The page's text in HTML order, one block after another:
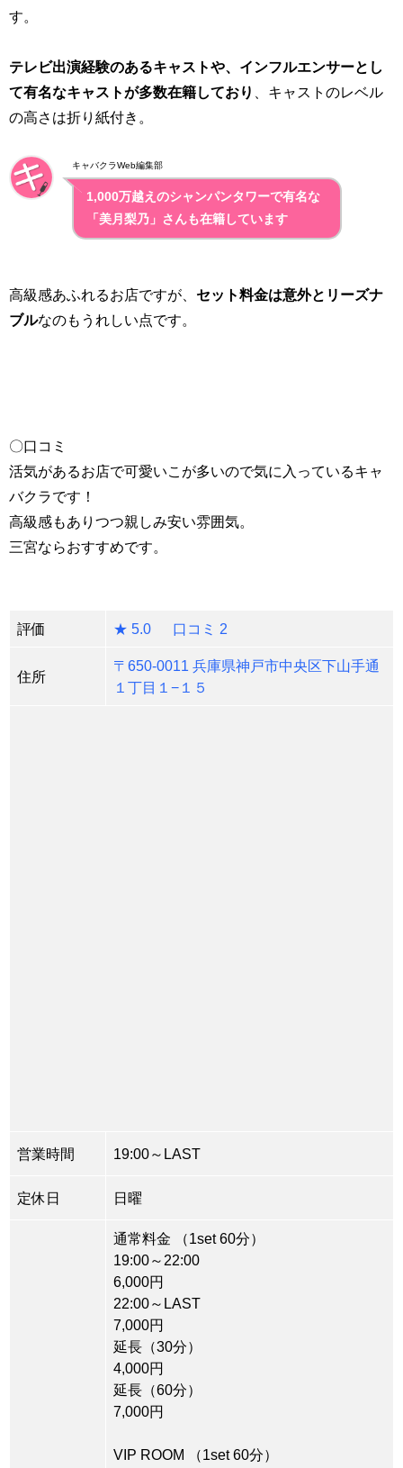
す。
テレビ出演経験のあるキャストや、インフルエンサーとし
て有名なキャストが多数在籍しており
、キャストのレベル
の高さは折り紙付き。
キャバクラWeb編集部
1,000万越えのシャンパンタワーで有名な
「美月梨乃」さんも在籍しています
高級感あふれるお店ですが、 セット料金は意外とリーズナ
ブルなのもうれしい点です。
〇口コミ
活気があるお店で可愛いこが多いので気に入っているキャ
バクラです！
高級感もありつつ親しみ安い雰囲気。
三宮ならおすすめです。
評価 ★ 5.0 口コミ 2
住所
〒650-0011 兵庫県神戸市中央区下山手通
１丁目１−１５
営業時間 19:00～LAST
定休日 日曜
通常料金 （1set 60分）
19:00～22:00
6,000円
22:00～LAST
7,000円
延長（30分）
4,000円
延長（60分）
7,000円
VIP ROOM （1set 60分）